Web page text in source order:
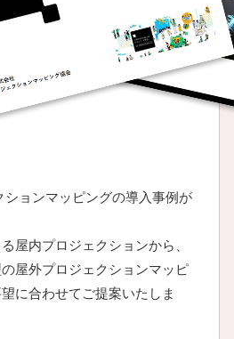
ョンマッピングの導入事例が
屋内プロジェクションから、
屋外プロジェクションマッピ
に合わせてご提案いたしま